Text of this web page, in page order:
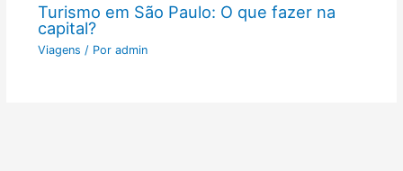
Turismo em São Paulo: O que fazer na
capital?
Viagens / Por admin